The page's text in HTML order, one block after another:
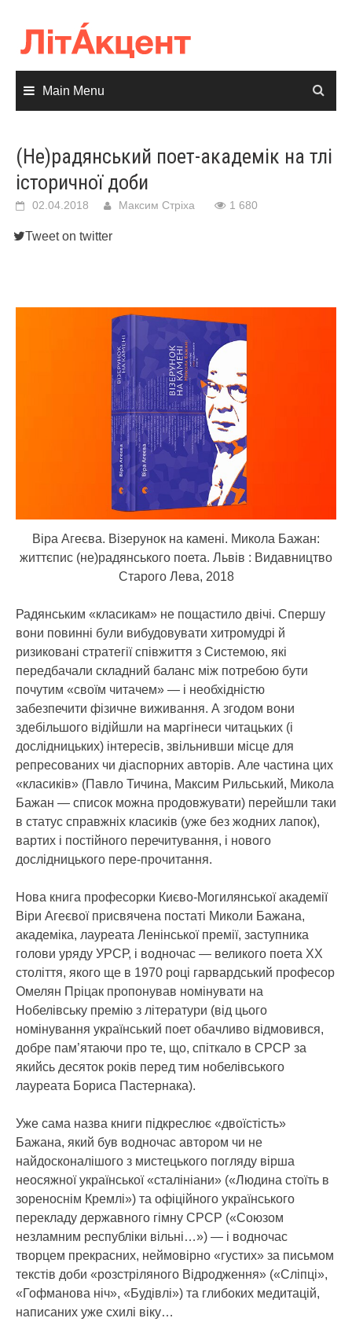
content
Main Menu
(Не)радянський поет-академік на тлі
історичної доби
02.04.2018 Максим Стріха 1 680
Tweet on twitter
Віра Агеєва. Візерунок на камені. Микола Бажан:
життєпис (не)радянського поета. Львів : Видавництво
Старого Лева, 2018
Радянським «класикам» не пощастило двічі. Спершу
вони повинні були вибудовувати хитромудрі й
ризиковані стратегії співжиття з Системою, які
передбачали складний баланс між потребою бути
почутим «своїм читачем» — і необхідністю
забезпечити фізичне виживання. А згодом вони
здебільшого відійшли на маргінеси читацьких (і
дослідницьких) інтересів, звільнивши місце для
репресованих чи діаспорних авторів. Але частина цих
«класиків» (Павло Тичина, Максим Рильський, Микола
Бажан — список можна продовжувати) перейшли таки
в статус справжніх класиків (уже без жодних лапок),
вартих і постійного перечитування, і нового
дослідницького пере-прочитання.
Нова книга професорки Києво-Могилянської академії
Віри Агеєвої присвячена постаті Миколи Бажана,
академіка, лауреата Ленінської премії, заступника
голови уряду УРСР, і водночас — великого поета ХХ
століття, якого ще в 1970 році гарвардський професор
Омелян Пріцак пропонував номінувати на
Нобелівську премію з літератури (від цього
номінування український поет обачливо відмовився,
добре пам’ятаючи про те, що, спіткало в СРСР за
якийсь десяток років перед тим нобелівського
лауреата Бориса Пастернака).
Уже сама назва книги підкреслює «двоїстість»
Бажана, який був водночас автором чи не
найдосконалішого з мистецького погляду вірша
неосяжної української «сталініани» («Людина стоїть в
зореноснім Кремлі») та офіційного українського
перекладу державного гімну СРСР («Союзом
незламним республіки вільні…») — і водночас
творцем прекрасних, неймовірно «густих» за письмом
текстів доби «розстріляного Відродження» («Сліпці»,
«Гофманова ніч», «Будівлі») та глибоких медитацій,
написаних уже схилі віку…